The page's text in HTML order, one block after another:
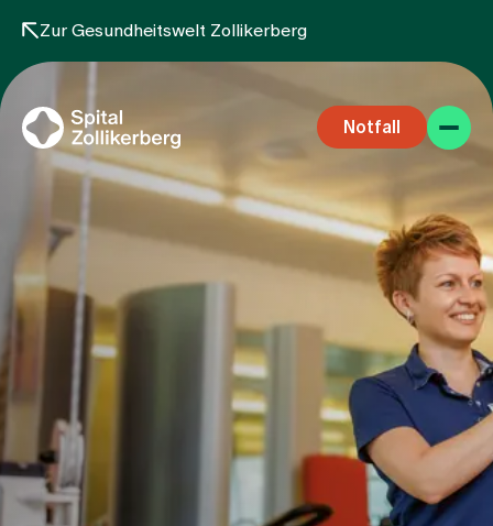
Zur Gesundheitswelt Zollikerberg
Notfall
Fachbereiche
Team